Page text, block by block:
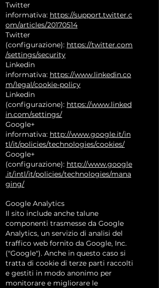
Twitter
informativa: https://support.twitter.c
om/articles/20170514
Twitter
(configurazione): https://twitter.com
/settings/security
Linkedin
informativa: https://www.linkedin.co
m/legal/cookie-policy
Linkedin
(configurazione): https://www.linked
in.com/settings/
Google+
informativa: http://www.google.it/in
tl/it/policies/technologies/cookies/
Google+
(configurazione): http://www.google
.it/intl/it/policies/technologies/mana
ging/
Google Analytics
Il sito include anche talune
componenti trasmesse da Google
Analytics, un servizio di analisi del
traffico web fornito da Google, Inc.
("Google"). Anche in questo caso si
tratta di cookie di terze parti raccolti
e gestiti in modo anonimo per
monitorare e migliorare le